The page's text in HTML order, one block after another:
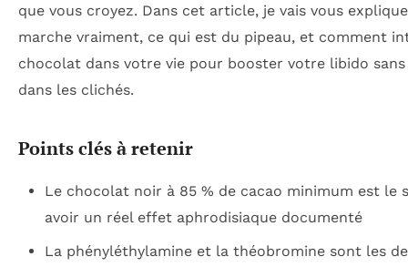
que vous croyez. Dans cet article, je vais vous
marche vraiment, ce qui est du pipeau, et comment
chocolat dans votre vie pour booster votre libido
dans les clichés.
Points clés à retenir
Le chocolat noir à 85 % de cacao minimum est le
avoir un réel effet aphrodisiaque documenté
La phényléthylamine et la théobromine sont les